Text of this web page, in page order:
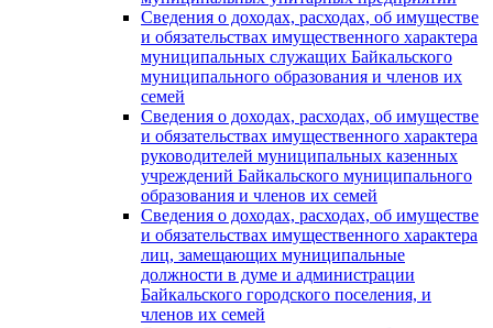
Сведения о доходах, расходах, об имуществе
и обязательствах имущественного характера
муниципальных служащих Байкальского
муниципального образования и членов их
семей
Сведения о доходах, расходах, об имуществе
и обязательствах имущественного характера
руководителей муниципальных казенных
учреждений Байкальского муниципального
образования и членов их семей
Сведения о доходах, расходах, об имуществе
и обязательствах имущественного характера
лиц, замещающих муниципальные
должности в думе и администрации
Байкальского городского поселения, и
членов их семей